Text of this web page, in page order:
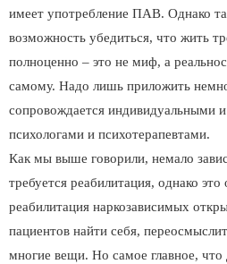
имеет употребление ПАВ. Однако
возможность убедиться, что жить
полноценно – это не миф, а
самому. Надо лишь приложить
сопровождается индивидуальными
психологами и психотерапевтами.
Как мы выше говорили, немало
требуется реабилитация, однако
реабилитация наркозависимых
пациентов найти себя,
многие вещи. Но самое главное, что